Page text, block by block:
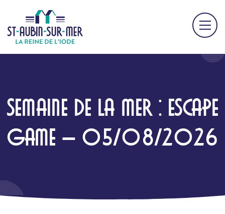
SEMAINE DE LA MER : ESCAPE
GAME – 05/08/2026